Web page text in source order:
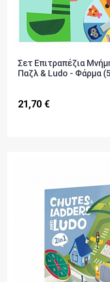
Σετ Επιτραπέζια
Παζλ & Ludo - Φάρμα
21,70 €